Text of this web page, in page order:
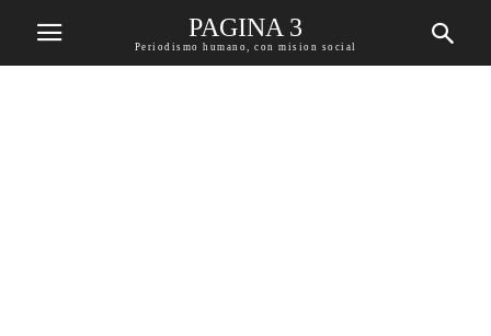
PAGINA 3
Periodismo humano, con mision social